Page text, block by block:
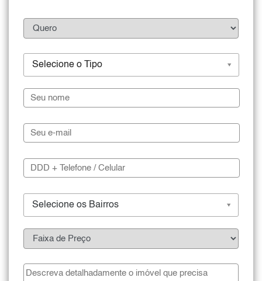
Selecione o Tipo
Selecione os Bairros